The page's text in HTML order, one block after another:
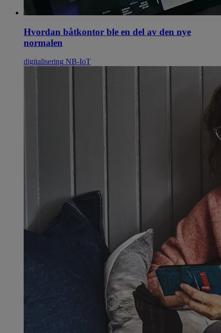
Hvordan båtkontor ble en del av den nye
normalen
digitalisering NB-IoT